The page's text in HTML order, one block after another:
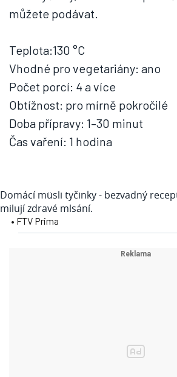
můžete podávat.
Teplota:130 °C
Vhodné pro vegetariány: ano
Počet porcí: 4 a více
Obtížnost: pro mírně pokročilé
Doba přípravy: 1–30 minut
Čas vaření: 1 hodina
Domácí müsli tyčinky - bezvadný
milují zdravé mlsání.
• FTV Prima